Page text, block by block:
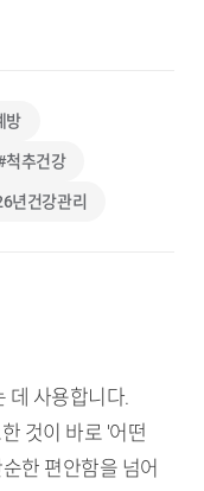
방
척추건강
년건강관리
데 사용합니다.
것이 바로 '어떤
한 편안함을 넘어